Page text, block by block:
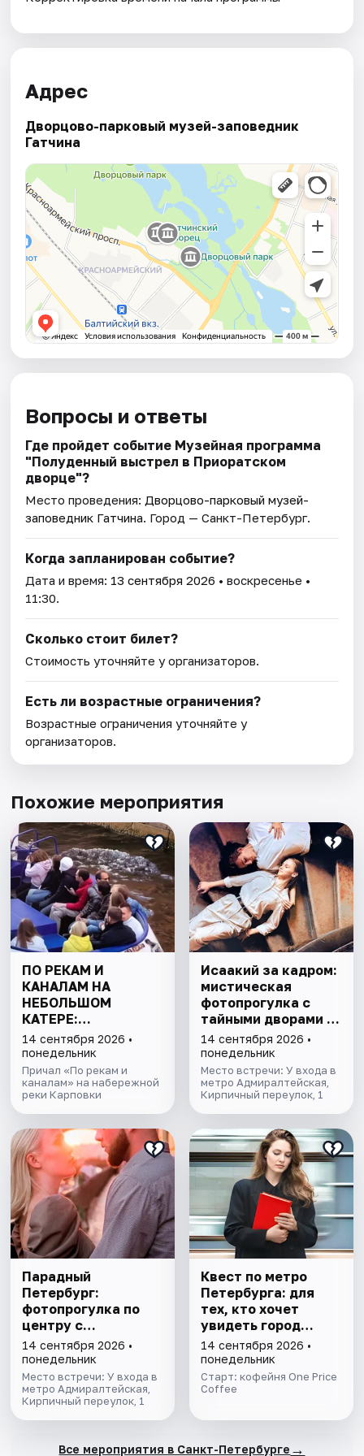
Адрес
Дворцово-парковый музей-заповедник
Гатчина
Вопросы и ответы
Где пройдет событие Музейная программа
"Полуденный выстрел в Приоратском
дворце"?
Место проведения: Дворцово-парковый музей-
заповедник Гатчина. Город — Санкт-Петербург.
Когда запланирован событие?
Дата и время: 13 сентября 2026 • воскресенье •
11:30.
Сколько стоит билет?
Стоимость уточняйте у организаторов.
Есть ли возрастные ограничения?
Возрастные ограничения уточняйте у
организаторов.
Похожие мероприятия
ПО РЕКАМ И
КАНАЛАМ НА
НЕБОЛЬШОМ
КАТЕРЕ:
ПЕТРОГРАДКА И
ПАРАДНАЯ НЕВА
14 сентября 2026 •
понедельник
Причал «По рекам и
каналам» на набережной
реки Карповки
Исаакий за кадром:
мистическая
фотопрогулка с
тайными дворами и
колоннадой
14 сентября 2026 •
понедельник
Место встречи: У входа в
метро Адмиралтейская,
Кирпичный переулок, 1
Парадный
Петербург:
фотопрогулка по
центру с
профессиональным
фотографом
14 сентября 2026 •
понедельник
Место встречи: У входа в
метро Адмиралтейская,
Кирпичный переулок, 1
Квест по метро
Петербурга: для
тех, кто хочет
увидеть город
иначе
14 сентября 2026 •
понедельник
Старт: кофейня One Price
Coffee
Все мероприятия в Санкт-Петербурге →